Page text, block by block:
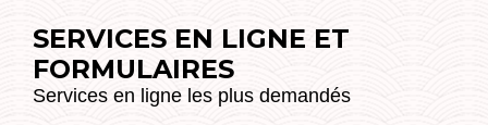
SERVICES EN LIGNE ET
FORMULAIRES
Services en ligne les plus demandés